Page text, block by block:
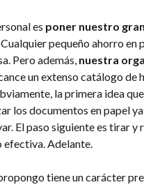
es poner nuestro
. Cualquier pequeño ahorro
Pero además, nuestra
un extenso catálogo
la primera idea
los documentos en papel
El paso siguiente es tirar y
Adelante.
tiene un carácter